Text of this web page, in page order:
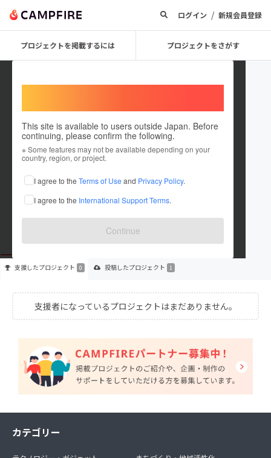
ログイン / 新規会員登録
プロジェクトを掲載するには プロジェクトをさがす
This site is available to users outside Japan. Before
continuing, please confirm the following.
※ Some features may not be available depending on your
country, region, or project.
I agree to the Terms of Use and Privacy Policy.
I agree to the International Support Terms.
Continue
HirayamaSeminar
これまでに1件のプロジェクトを投稿しています
在住国：未設定
出身国：未設定
支援したプロジェクト 0 投稿したプロジェクト 1
支援者になっているプロジェクトはまだありません。
カテゴリー